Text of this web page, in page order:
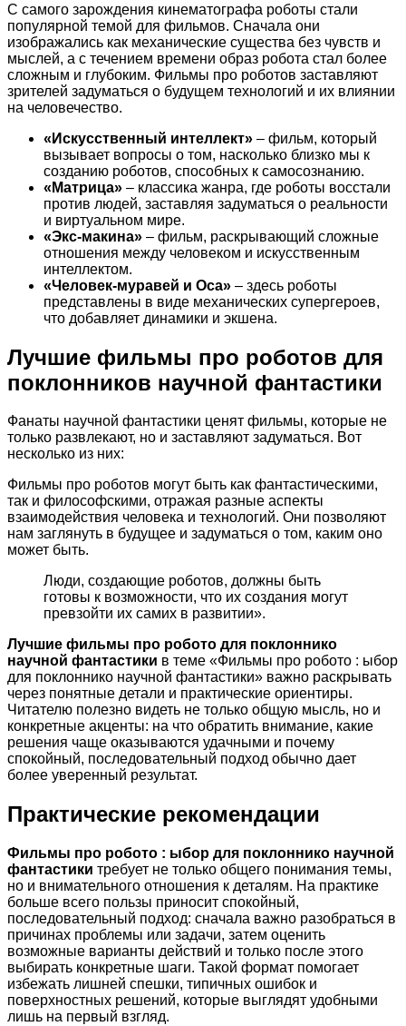
С самого зарождения кинематографа роботы стали
популярной темой для фильмов. Сначала они
изображались как механические существа без чувств и
мыслей, а с течением времени образ робота стал более
сложным и глубоким. Фильмы про роботов заставляют
зрителей задуматься о будущем технологий и их влиянии
на человечество.
«Искусственный интеллект» – фильм, который
вызывает вопросы о том, насколько близко мы к
созданию роботов, способных к самосознанию.
«Матрица» – классика жанра, где роботы восстали
против людей, заставляя задуматься о реальности
и виртуальном мире.
«Экс-макина» – фильм, раскрывающий сложные
отношения между человеком и искусственным
интеллектом.
«Человек-муравей и Оса» – здесь роботы
представлены в виде механических супергероев,
что добавляет динамики и экшена.
Лучшие фильмы про роботов для
поклонников научной фантастики
Фанаты научной фантастики ценят фильмы, которые не
только развлекают, но и заставляют задуматься. Вот
несколько из них:
Фильмы про роботов могут быть как фантастическими,
так и философскими, отражая разные аспекты
взаимодействия человека и технологий. Они позволяют
нам заглянуть в будущее и задуматься о том, каким оно
может быть.
Люди, создающие роботов, должны быть
готовы к возможности, что их создания могут
превзойти их самих в развитии».
Лучшие фильмы про робото для поклоннико
научной фантастики в теме «Фильмы про робото : ыбор
для поклоннико научной фантастики» важно раскрывать
через понятные детали и практические ориентиры.
Читателю полезно видеть не только общую мысль, но и
конкретные акценты: на что обратить внимание, какие
решения чаще оказываются удачными и почему
спокойный, последовательный подход обычно дает
более уверенный результат.
Практические рекомендации
Фильмы про робото : ыбор для поклоннико научной
фантастики требует не только общего понимания темы,
но и внимательного отношения к деталям. На практике
больше всего пользы приносит спокойный,
последовательный подход: сначала важно разобраться в
причинах проблемы или задачи, затем оценить
возможные варианты действий и только после этого
выбирать конкретные шаги. Такой формат помогает
избежать лишней спешки, типичных ошибок и
поверхностных решений, которые выглядят удобными
лишь на первый взгляд.